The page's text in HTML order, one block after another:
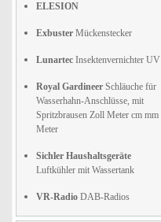
ELESION
Exbuster Mückenstecker
Lunartec Insektenvernichter UV
Royal Gardineer Schläuche für
Wasserhahn-Anschlüsse, mit
Spritzbrausen Zoll Meter cm mm
Meter
Sichler Haushaltsgeräte
Luftkühler mit Wassertank
VR-Radio DAB-Radios